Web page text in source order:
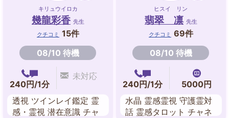
キリュウイロカ
幾龍彩香 先生
クチコミ 15件
08/10 待機
240円/1分
未対応
透視 ツインレイ鑑定 霊
感・霊視 潜在意識 チャ
ヒスイ リン
翡翠 凛 先生
クチコミ 69件
08/10 待機
240円/1分
5000円
水晶 霊感霊視 守護霊対
話 霊感タロット チャネ